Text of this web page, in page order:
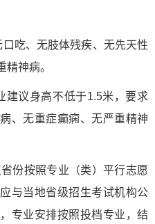
口吃、无肢体残疾、无先天性
神病。
建议身高不低于1.5米，要求
、无重症癫痫、无严重精神
份按照专业（类）平行志愿
与当地省级招生考试机构公
专业安排按照投档专业，结